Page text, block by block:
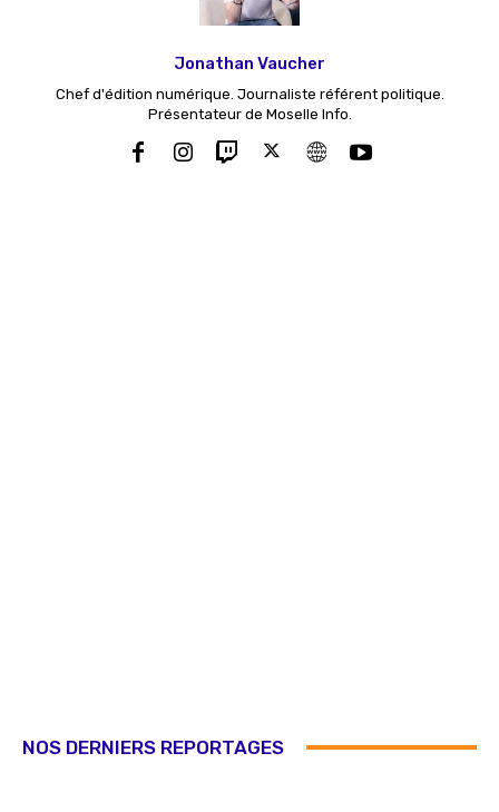
Jonathan Vaucher
Chef d'édition numérique. Journaliste référent politique.
Présentateur de Moselle Info.
NOS DERNIERS REPORTAGES